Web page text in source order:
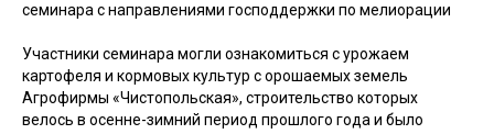
семинара с направлениями господдержки по мелиорации
Участники семинара могли ознакомиться с урожаем
картофеля и кормовых культур с орошаемых земель
Агрофирмы «Чистопольская», строительство которых
велось в осенне-зимний период прошлого года и было